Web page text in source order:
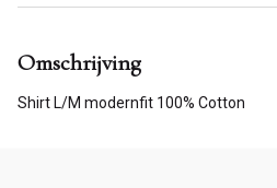
Omschrijving
Shirt L/M modernfit 100% Cotton